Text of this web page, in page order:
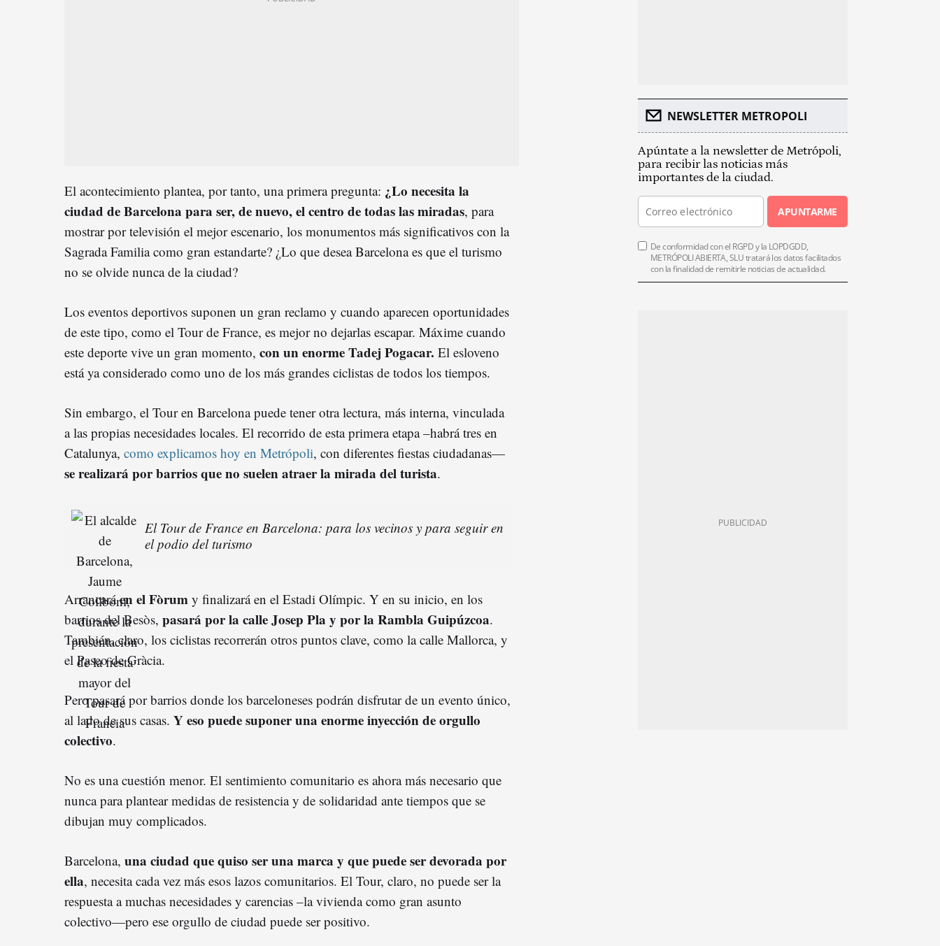
El acontecimiento plantea, por tanto, una primera pregunta: ¿Lo necesita la
ciudad de Barcelona para ser, de nuevo, el centro de todas las miradas, para
mostrar por televisión el mejor escenario, los monumentos más significativos con la
Sagrada Familia como gran estandarte? ¿Lo que desea Barcelona es que el turismo
no se olvide nunca de la ciudad?
Los eventos deportivos suponen un gran reclamo y cuando aparecen oportunidades
de este tipo, como el Tour de France, es mejor no dejarlas escapar. Máxime cuando
este deporte vive un gran momento, con un enorme Tadej Pogacar. El esloveno
está ya considerado como uno de los más grandes ciclistas de todos los tiempos.
Sin embargo, el Tour en Barcelona puede tener otra lectura, más interna, vinculada
a las propias necesidades locales. El recorrido de esta primera etapa –habrá tres en
Catalunya, como explicamos hoy en Metrópoli, con diferentes fiestas ciudadanas—
se realizará por barrios que no suelen atraer la mirada del turista.
El Tour de France en Barcelona: para los vecinos y para seguir en
el podio del turismo
Arrancaráen el Fòrum y finalizará en el Estadi Olímpic. Y en su inicio, en los
barrios del Besòs, pasará por la calle Josep Pla y por la Rambla Guipúzcoa.
También, claro, los ciclistas recorrerán otros puntos clave, como la calle Mallorca, y
el Paseo de Gràcia.
Pero pasará por barrios donde los barceloneses podrán disfrutar de un evento único,
al lado de sus casas. Y eso puede suponer una enorme inyección de orgullo
colectivo.
No es una cuestión menor. El sentimiento comunitario es ahora más necesario que
nunca para plantear medidas de resistencia y de solidaridad ante tiempos que se
dibujan muy complicados.
Barcelona, una ciudad que quiso ser una marca y que puede ser devorada por
ella, necesita cada vez más esos lazos comunitarios. El Tour, claro, no puede ser la
respuesta a muchas necesidades y carencias –la vivienda como gran asunto
colectivo—pero ese orgullo de ciudad puede ser positivo.
NEWSLETTER METROPOLI
Apúntate a la newsletter de Metrópoli,
para recibir las noticias más
importantes de la ciudad.
APUNTARME
De conformidad con el RGPD y la LOPDGDD,
METRÓPOLI ABIERTA, SLU tratará los datos facilitados
con la finalidad de remitirle noticias de actualidad.